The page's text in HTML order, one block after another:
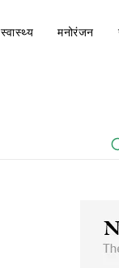
स्वास्थ्य मनोरंजन